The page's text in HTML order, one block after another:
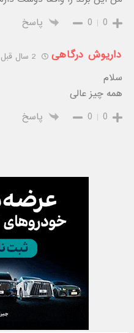
0
0 پاسخ
داریوش درگاهی
سلام
همه چیز عالی
0
0 پاسخ